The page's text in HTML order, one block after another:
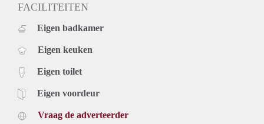
FACILITEITEN
Eigen badkamer
Eigen keuken
Eigen toilet
Eigen voordeur
Vraag de adverteerder